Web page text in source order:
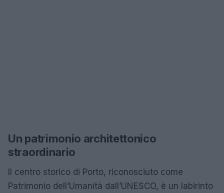
Un patrimonio architettonico
straordinario
Il centro storico di Porto, riconosciuto come
Patrimonio dell’Umanità dall’UNESCO, è un labirinto